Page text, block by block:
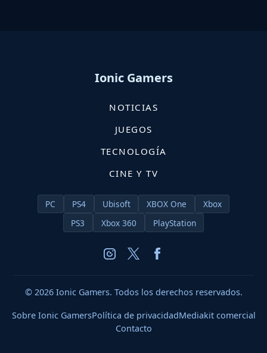
Ionic Gamers
NOTICIAS
JUEGOS
TECNOLOGÍA
CINE Y TV
PC PS4 Ubisoft XBOX One
Xbox
PS3
Xbox 360 PlayStation
© 2026 Ionic Gamers. Todos los derechos reservados.
Sobre Ionic GamersPolítica de privacidadMediakit comercial
Contacto